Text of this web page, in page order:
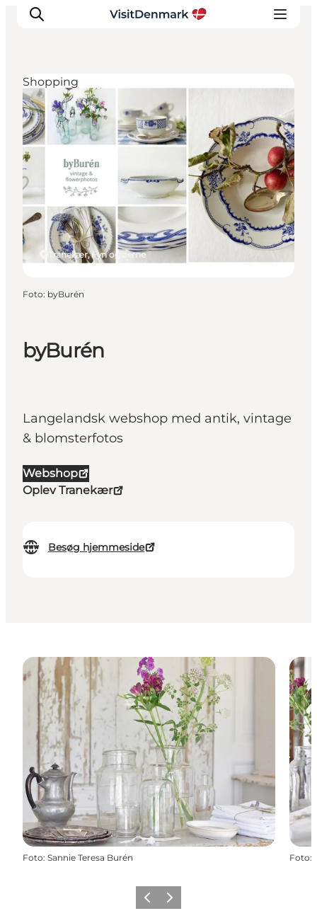
Inspiration
Destinationer
Oplevelser
Overnatning
Planlæg ferien
byBurén
Langelandsk webshop med antik, vintage
& blomsterfotos
Webshop
Oplev Tranekær
Besøg hjemmeside
Tranekær, Fyn og øerne
Shopping
Foto: byBurén
Foto: Sannie Teresa Burén Foto:
ForrigeNæste